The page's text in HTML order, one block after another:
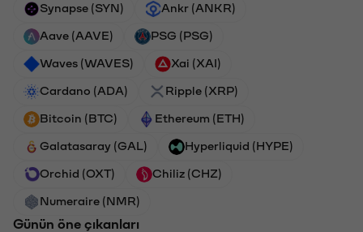
Synapse (SYN) Ankr (ANKR)
Aave (AAVE) PSG (PSG)
Waves (WAVES) Xai (XAI)
Cardano (ADA) Ripple (XRP)
Bitcoin (BTC) Ethereum (ETH)
Galatasaray (GAL) Hyperliquid (HYPE)
Orchid (OXT) Chiliz (CHZ)
Numeraire (NMR)
Günün öne çıkanları